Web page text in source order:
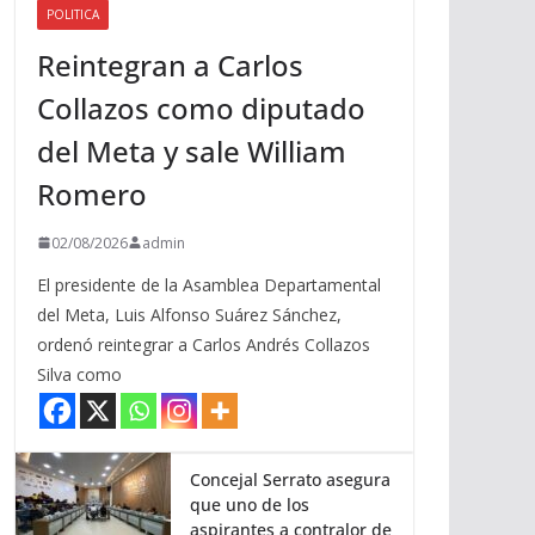
i
b
a
j
o
a
POLITICA
Reintegran a Carlos
Collazos como diputado
del Meta y sale William
Romero
02/08/2026 admin
El presidente de la Asamblea Departamental
del Meta, Luis Alfonso Suárez Sánchez,
ordenó reintegrar a Carlos Andrés Collazos
Silva como
Concejal Serrato asegura
que uno de los
aspirantes a contralor de